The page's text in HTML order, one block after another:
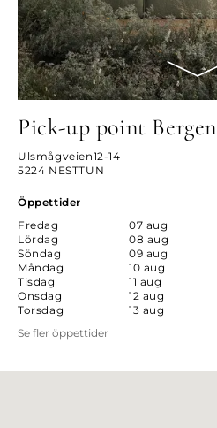
Pick-up point Bergen
Ulsmågveien12-14
5224 NESTTUN
Öppettider
Fredag
07 aug
Lördag
08 aug
Söndag
09 aug
Måndag
10 aug
Tisdag
11 aug
Onsdag
12 aug
Torsdag
13 aug
Se fler öppettider